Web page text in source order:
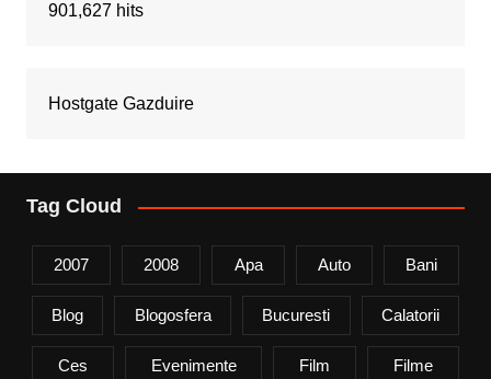
901,627 hits
Hostgate Gazduire
Tag Cloud
2007 2008 Apa Auto Bani
Blog Blogosfera Bucuresti Calatorii
Ces Evenimente Film Filme